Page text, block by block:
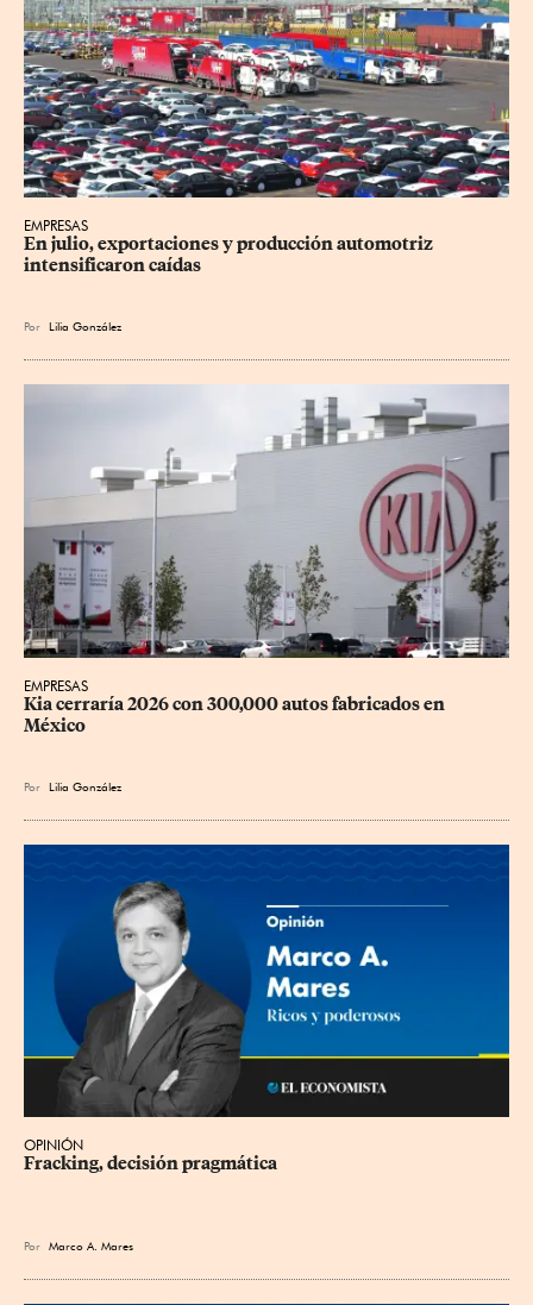
EMPRESAS
En julio, exportaciones y producción automotriz
intensificaron caídas
Por Lilia González
EMPRESAS
Kia cerraría 2026 con 300,000 autos fabricados en
México
Por Lilia González
OPINIÓN
Fracking, decisión pragmática
Por Marco A. Mares